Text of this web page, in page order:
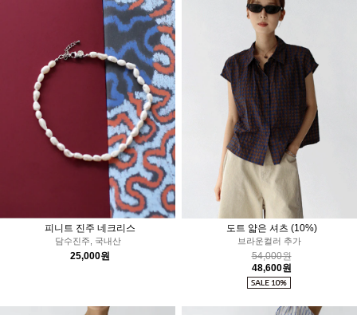
피니트 진주 네크리스
담수진주, 국내산
25,000원
도트 얇은 셔츠 (10%)
브라운컬러 추가
54,000원
48,600원